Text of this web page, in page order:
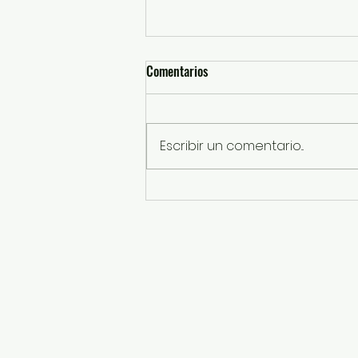
GEM rehabilita el Centro Deportivo
Comentarios
Escribir un comentario...